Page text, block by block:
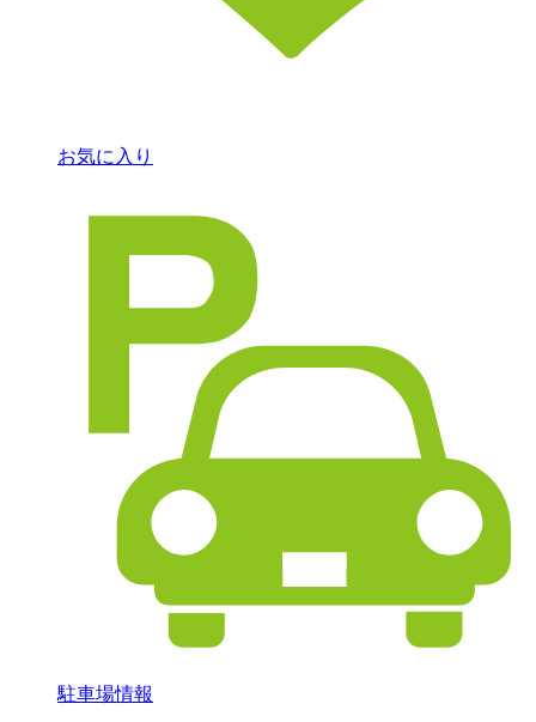
お気に入り
駐車場情報